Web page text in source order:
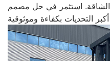
الشاقة. استثمر في حل مصمم